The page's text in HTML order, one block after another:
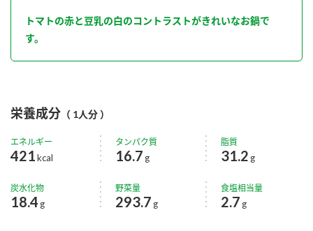
トマトの赤と豆乳の白のコントラストがきれいなお鍋で
す。
栄養成分 （ 1人分 ）
エネルギー
421 kcal
タンパク質
16.7 g
脂質
31.2 g
炭水化物
18.4 g
野菜量
293.7 g
食塩相当量
2.7 g